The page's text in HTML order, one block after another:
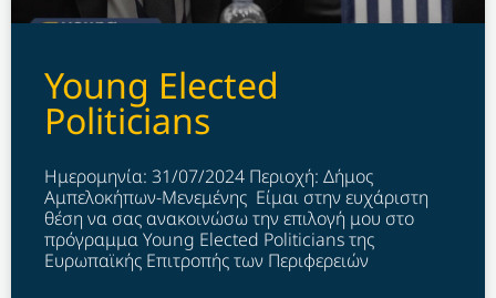
Young Elected
Politicians
Ημερομηνία: 31/07/2024 Περιοχή: Δήμος
Αμπελοκήπων-Μενεμένης Είμαι στην ευχάριστη
θέση να σας ανακοινώσω την επιλογή μου στο
πρόγραμμα Young Elected Politicians της
Ευρωπαϊκής Επιτροπής των Περιφερειών